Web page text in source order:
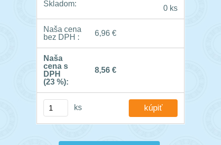
Skladom:
0 ks
Naša cena
bez DPH :
6,96 €
Naša
cena s
DPH
(23 %):
8,56 €
ks